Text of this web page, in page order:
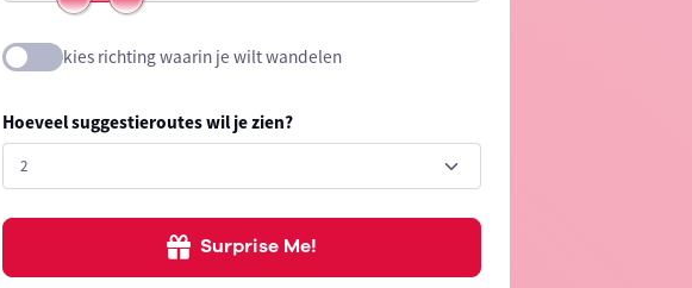
kies richting waarin je wilt wandelen
Hoeveel suggestieroutes wil je zien?
Surprise Me!